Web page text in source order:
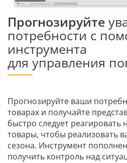
Прогнозируйте
потребности с
инструмента
для управления
Прогнозируйте ваши
товарах и получайте
быстро следует
товары, чтобы реализовать
сезона. Инструмент
получить контроль над